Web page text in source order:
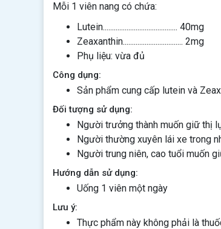
Mỗi 1 viên nang có chứa:
Lutein......................................... 40mg
Zeaxanthin................................. 2mg
Phụ liệu: vừa đủ
Công dụng:
Sản phẩm cung cấp lutein và
Đối tượng sử dụng:
Người trưởng thành muốn giữ thị
Người thường xuyên lái xe trong
Người trung niên, cao tuổi muốn
Hướng dẫn sử dụng:
Uống 1 viên một ngày
Lưu ý:
Thực phẩm này không phải là